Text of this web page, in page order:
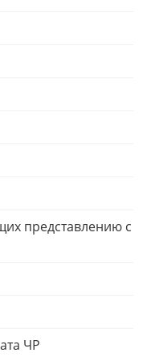
представлению с
ЧР